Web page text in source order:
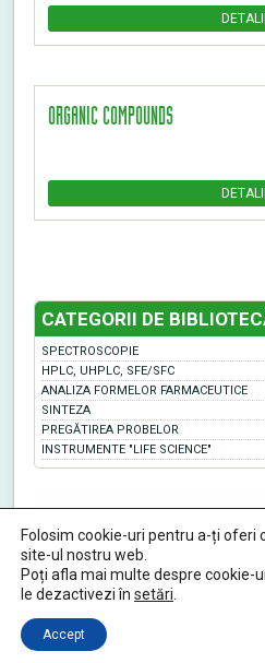
DETALII
ORGANIC COMPOUNDS
DETALII
CATEGORII DE
SPECTROSCOPIE
HPLC, UHPLC, SFE/SFC
ANALIZA FORMELOR FARMACEUTICE
SINTEZA
PREGĂTIREA PROBELOR
INSTRUMENTE "LIFE SCIENCE"
Nicolae Steinhardt 10, Cluj-
Telefon:
Albania,Bosnia and Herzegovina,
Hungary,Moldova,Montenegro
Folosim cookie-uri pentru a-ți oferi
site-ul nostru web.
Poți afla mai multe despre cookie-
le dezactivezi în setări
Accept